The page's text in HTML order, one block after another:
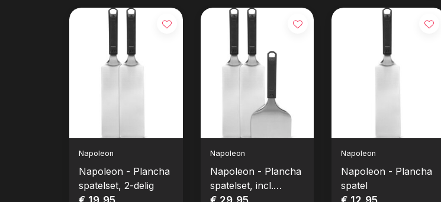
Napoleon
Napoleon - Plancha
spatelset, 2-delig
Napoleon
Napoleon - Plancha
spatelset, incl.
schaper, 3-delig
Napoleon
Napoleon - Plancha
spatel